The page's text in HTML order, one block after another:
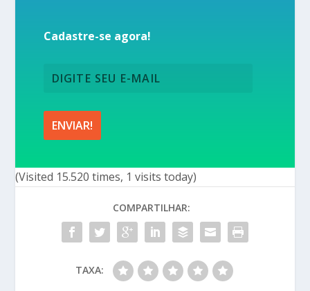
Cadastre-se agora!
(Visited 15.520 times, 1 visits today)
COMPARTILHAR:
TAXA: